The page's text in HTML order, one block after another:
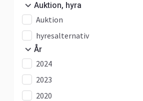
Auktion, hyra
Auktion
hyresalternativ
År
2024
2023
2020